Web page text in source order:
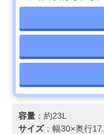
容量 ：約23L
サイズ：幅30×奥行